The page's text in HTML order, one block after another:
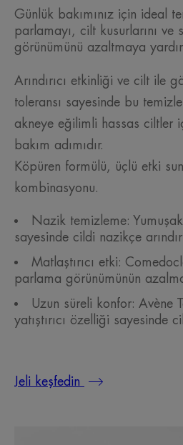
Günlük bakımınız için ideal
parlamayı, cilt kusurlarını ve
görünümünü azaltmaya
Arındırıcı etkinliği ve cilt ile
toleransı sayesinde bu
akneye eğilimli hassas ciltler
bakım adımıdır.
Köpüren formülü, üçlü etki
kombinasyonu.
Nazik temizleme:
sayesinde cildi nazikçe
Matlaştırıcı etki:
parlama görünümünün
Uzun süreli konfor: Avène
yatıştırıcı özelliği sayesinde
Jeli keşfedin